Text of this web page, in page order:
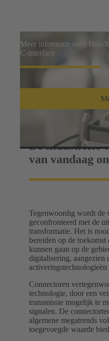
Meer informatie over
C-interface
De industriële
van vandaag
Tegenwoordig wordt de
geconfronteerd met de
transformatie. Het is
bereiden op de
kunnen gaan op de
digitalisering, aangezien
activeringstechnologieën
Connectoren
technologie, door een
transmissie mogelijk te
signalen. De
algemene megatrends
toegevoegde waarde